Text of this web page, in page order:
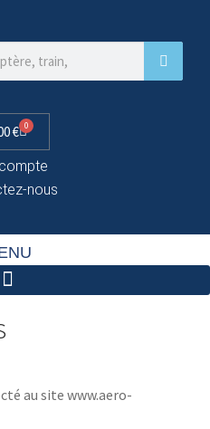
€ 0
nous
au site www.aero-